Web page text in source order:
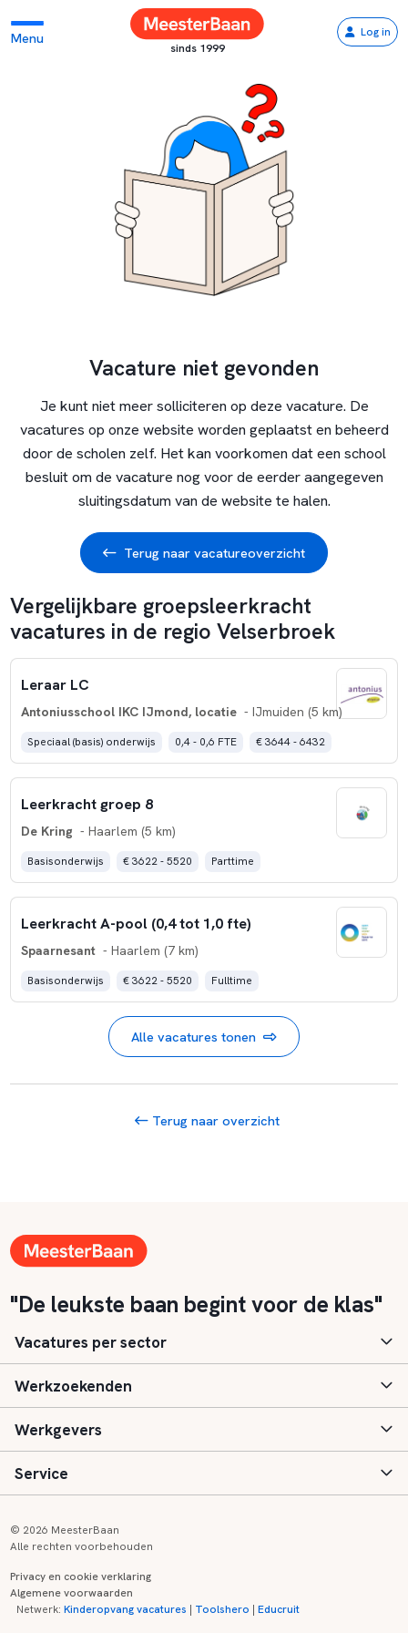
Menu
sinds 1999
Log in
Vacature niet gevonden
Je kunt niet meer solliciteren op deze vacature. De
vacatures op onze website worden geplaatst en beheerd
door de scholen zelf. Het kan voorkomen dat een school
besluit om de vacature nog voor de eerder aangegeven
sluitingsdatum van de website te halen.
Terug naar vacatureoverzicht
Vergelijkbare groepsleerkracht
vacatures in de regio Velserbroek
Leraar LC
Antoniusschool IKC IJmond, locatie - IJmuiden (5 km)
Speciaal (basis) onderwijs 0,4 - 0,6 FTE € 3644 - 6432
Leerkracht groep 8
De Kring - Haarlem (5 km)
Basisonderwijs € 3622 - 5520 Parttime
Leerkracht A-pool (0,4 tot 1,0 fte)
Spaarnesant - Haarlem (7 km)
Basisonderwijs € 3622 - 5520 Fulltime
Alle vacatures tonen
Terug naar overzicht
"De leukste baan begint voor de klas"
Vacatures per sector
Basisonderwijs
Speciaal (basis) onderwijs
Voortgezet onderwijs
Kinderopvang
Werkzoekenden
Aanmelden
Vacatures
Zij-instroom informatie
Werkgevers
Inloggen
Registreren
Service
Onderwijs links
© 2026 MeesterBaan
Alle rechten voorbehouden
Privacy en cookie verklaring
Algemene voorwaarden
Netwerk:Kinderopvang vacatures | Toolshero |Educruit